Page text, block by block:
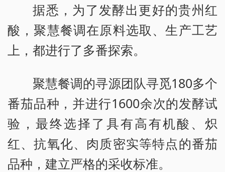
据悉，为了发酵出更好的贵州红
酸，聚慧餐调在原料选取、生产工艺
上，都进行了多番探索。
聚慧餐调的寻源团队寻觅180多个
番茄品种，并进行1600余次的发酵试
验，最终选择了具有高有机酸、炽
红、抗氧化、肉质密实等特点的番茄
品种，建立严格的采收标准。